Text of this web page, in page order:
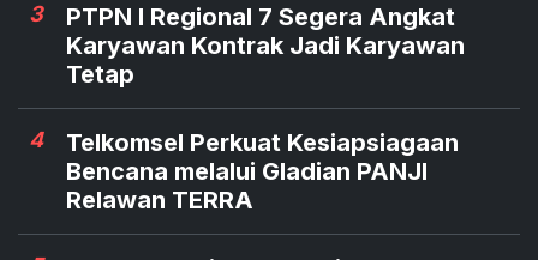
3
PTPN I Regional 7 Segera Angkat
Karyawan Kontrak Jadi Karyawan
Tetap
4
Telkomsel Perkuat Kesiapsiagaan
Bencana melalui Gladian PANJI
Relawan TERRA